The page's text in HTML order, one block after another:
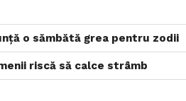
o sămbătă grea pentru zodii
riscă să calce strâmb